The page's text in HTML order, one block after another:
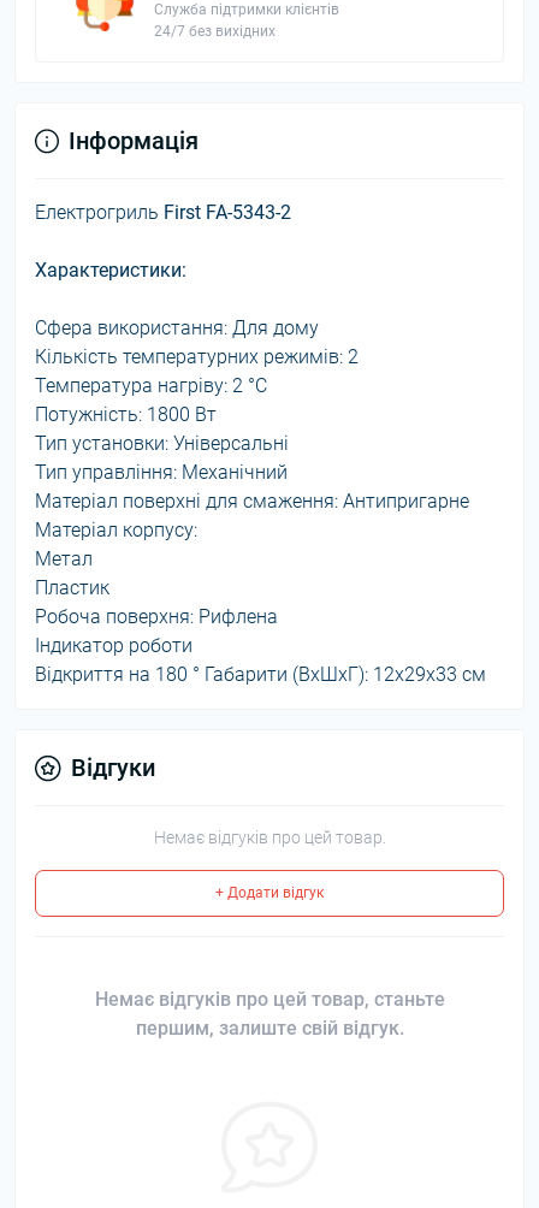
Служба підтримки клієнтів
24/7 без вихідних
Інформація
Електрогриль First FA-5343-2
Характеристики:
Сфера використання: Для дому
Кількість температурних режимів: 2
Температура нагріву: 2 °С
Потужність: 1800 Вт
Тип установки: Універсальні
Тип управління: Механічний
Матеріал поверхні для смаження: Антипригарне
Матеріал корпусу:
Метал
Пластик
Робоча поверхня: Рифлена
Індикатор роботи
Відкриття на 180 ° Габарити (ВхШхГ): 12х29х33 см
Відгуки
Немає відгуків про цей товар.
+ Додати відгук
Немає відгуків про цей товар, станьте
першим, залиште свій відгук.